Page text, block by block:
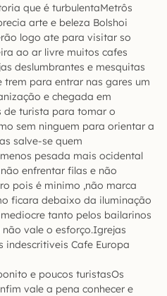
que é turbulentaMetrôs
arte e beleza Bolshoi
logo ate para visitar so
ao ar livre muitos cafes
deslumbrantes e mesquitas
para entrar nas gares um
e chegada em
de turista para tomar o
sem ninguem para orientar a
salve-se quem
pesada mais ocidental
enfrentar filas e não
pois é minimo ,não marca
ficara debaixo da iluminação
tanto pelos bailarinos
vale o esforço.Igrejas
indescritiveis Cafe Europa
e poucos turistasOs
vale a pena conhecer e